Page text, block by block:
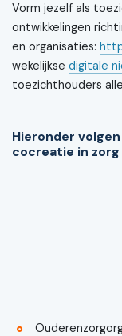
Vorm jezelf als
ontwikkelingen
en organisaties:
wekelijkse digitale
toezichthouders
Hieronder
cocreatie in zorg